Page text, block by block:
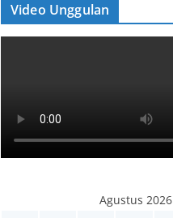
Video Unggulan
Agustus 2026